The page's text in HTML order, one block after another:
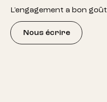
L'engagement a bon goût
Nous écrire